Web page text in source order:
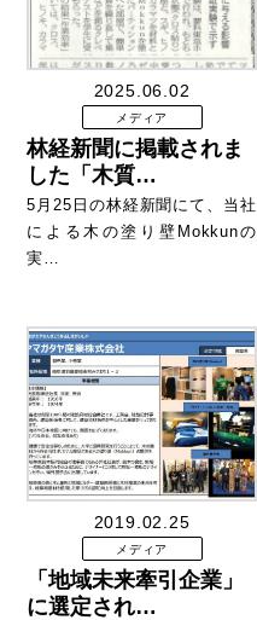
2025.06.02
メディア
林経新聞に掲載されま
した「木質…
5月25日の林経新聞にて、当社
による木の塗り壁Mokkunの
実…
2019.02.25
メディア
「地域未来牽引企業」
に選定され…